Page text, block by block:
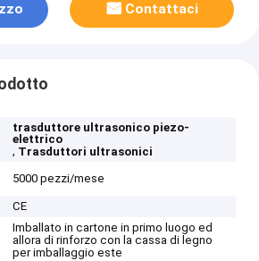
Contattaci
trasduttore ultrasonico piezo-
elettrico
, Trasduttori ultrasonici
5000 pezzi/mese
CE
Imballato in cartone in primo luogo ed
allora di rinforzo con la cassa di legno
per imballaggio este